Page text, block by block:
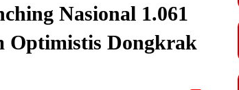
Nasional 1.061
Optimistis Dongkrak